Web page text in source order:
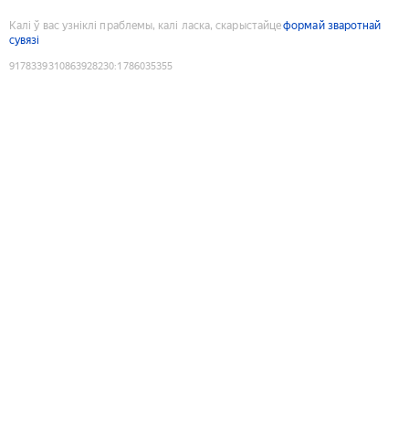
Калі ў вас узніклі праблемы, калі ласка, скарыстайцеформай зваротнай
сувязі
9178339310863928230:1786035355